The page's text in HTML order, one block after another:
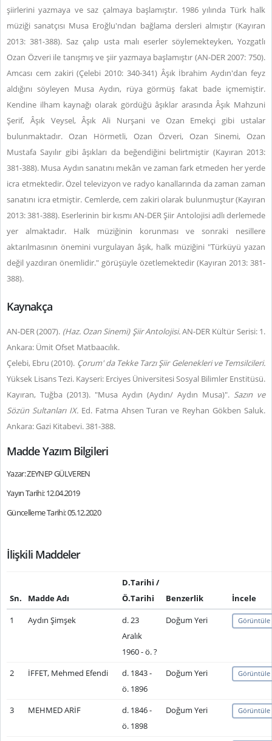
şiirlerini yazmaya ve saz çalmaya başlamıştır. 1986 yılında Türk halk
müziği sanatçısı Musa Eroğlu'ndan bağlama dersleri almıştır (Kayıran
2013: 381-388). Saz çalıp usta malı eserler söylemekteyken, Yozgatlı
Ozan Özveri ile tanışmış ve şiir yazmaya başlamıştır (AN-DER 2007: 750).
Amcası cem zakiri (Çelebi 2010: 340-341) Âşık İbrahim Aydın'dan feyz
aldığını söyleyen Musa Aydın, rüya görmüş fakat bade içmemiştir.
Kendine ilham kaynağı olarak gördüğü âşıklar arasında Âşık Mahzuni
Şerif, Âşık Veysel, Âşık Ali Nurşani ve Ozan Emekçi gibi ustalar
bulunmaktadır. Ozan Hörmetli, Ozan Özveri, Ozan Sinemi, Ozan
Mustafa Sayılır gibi âşıkları da beğendiğini belirtmiştir (Kayıran 2013:
381-388). Musa Aydın sanatını mekân ve zaman fark etmeden her yerde
icra etmektedir. Özel televizyon ve radyo kanallarında da zaman zaman
sanatını icra etmiştir. Cemlerde, cem zakiri olarak bulunmuştur (Kayıran
2013: 381-388). Eserlerinin bir kısmı AN-DER Şiir Antolojisi adlı derlemede
yer almaktadır. Halk müziğinin korunması ve sonraki nesillere
aktarılmasının önemini vurgulayan âşık, halk müziğini "Türküyü yazan
değil yazdıran önemlidir." görüşüyle özetlemektedir (Kayıran 2013: 381-
388).
Kaynakça
AN-DER (2007). (Haz. Ozan Sinemi) Şiir Antolojisi.AN-DER Kültür Serisi: 1.
Ankara: Ümit Ofset Matbaacılık.
Çelebi, Ebru (2010). Çorum' da Tekke Tarzı Şiir Gelenekleri ve Temsilcileri.
Yüksek Lisans Tezi. Kayseri: Erciyes Üniversitesi Sosyal Bilimler Enstitüsü.
Kayıran, Tuğba (2013). "Musa Aydın (Aydın/ Aydın Musa)". Sazın ve
Sözün Sultanları IX.Ed. Fatma Ahsen Turan ve Reyhan Gökben Saluk.
Ankara: Gazi Kitabevi. 381-388.
Madde Yazım Bilgileri
Yazar: ZEYNEP GÜLVEREN
Yayın Tarihi: 12.04.2019
Güncelleme Tarihi: 05.12.2020
İlişkili Maddeler
Sn. Madde Adı
D.Tarihi /
Ö.Tarihi
Benzerlik
İncele
1
Aydın Şimşek
d. 23
Aralık
1960 - ö. ?
Doğum Yeri Görüntüle
2 İFFET, Mehmed Efendi
d. 1843 -
ö. 1896
Doğum Yeri Görüntüle
3 MEHMED ARİF
d. 1846 -
ö. 1898
Doğum Yeri Görüntüle